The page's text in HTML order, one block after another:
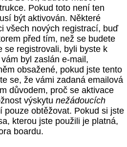
Pokud toto není ten
být aktivován. Některé
všech nových registrací, buď
před tím, než se budete
se registrovali, byli byste k
byl zaslán e-mail,
obsažené, pokud jste tento
se, že vámi zadaná emailová
důvodem, proč se aktivace
výskytu nežádoucích
pouze obtěžovat. Pokud si jste
kterou jste použili je platná,
boardu.